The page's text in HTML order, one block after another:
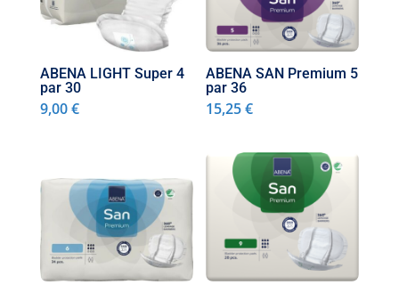
ABENA LIGHT Super 4
par 30
9,00€
ABENA SAN Premium 5
par 36
15,25€